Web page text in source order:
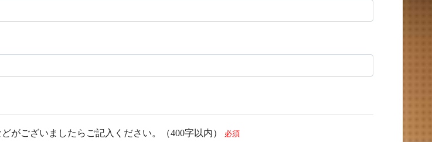
がございましたらご記入ください。（400字以内） 必須